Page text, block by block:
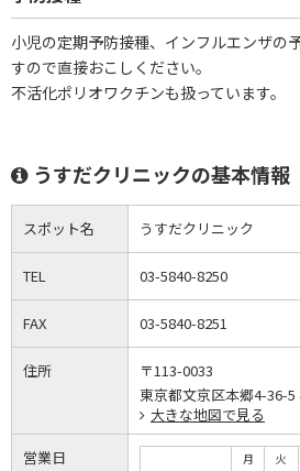
小児の定期予防接種、インフルエンザの
すので直接おこしください。
不活化ポリオワクチンも扱っています。
うすだクリニックの基本情報
スポット名 うすだクリニック
TEL 03-5840-8250
FAX 03-5840-8251
住所
〒113-0033
東京都文京区本郷4-36-5
大きな地図で見る
営業日 月 火